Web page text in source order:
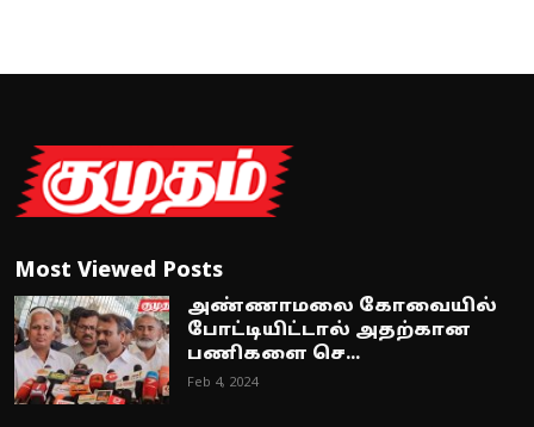
Most Viewed Posts
அண்ணாமலை கோவையில்
போட்டியிட்டால் அதற்கான
பணிகளை செ...
Feb 4, 2024